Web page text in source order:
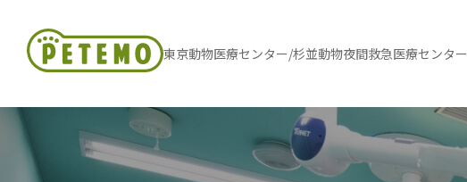
東京動物医療センター/杉並動物夜間救急医療センター